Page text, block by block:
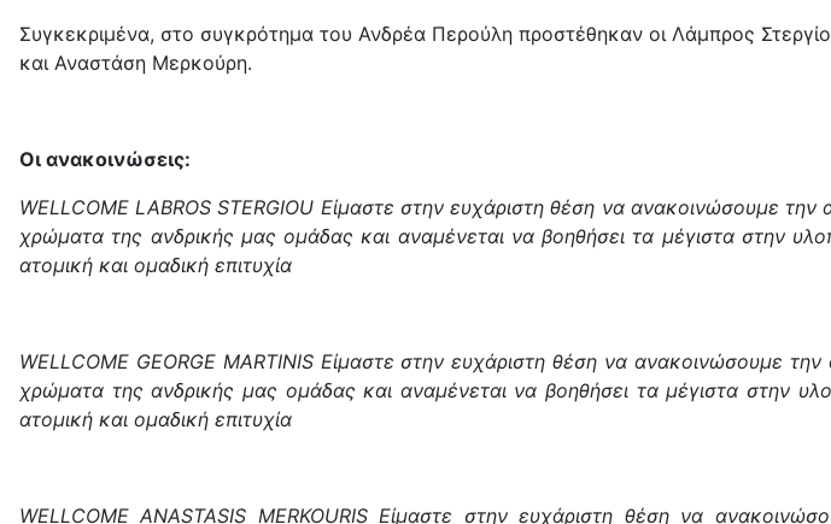
Συγκεκριμένα, στο συγκρότημα του Ανδρέα Περούλη προστέθηκαν οι Λάμπρος
και Αναστάση Μερκούρη.
Οι ανακοινώσεις:
WELLCOME LABROS STERGIOU Είμαστε στην ευχάριστη θέση να ανακοινώσουμε
χρώματα της ανδρικής μας ομάδας και αναμένεται να βοηθήσει τα μέγιστα στην
ατομική και ομαδική επιτυχία
WELLCOME GEORGE MARTINIS Είμαστε στην ευχάριστη θέση να ανακοινώσουμε
χρώματα της ανδρικής μας ομάδας και αναμένεται να βοηθήσει τα μέγιστα στην
ατομική και ομαδική επιτυχία
WELLCOME ANASTASIS MERKOURIS Είμαστε στην ευχάριστη θέση να